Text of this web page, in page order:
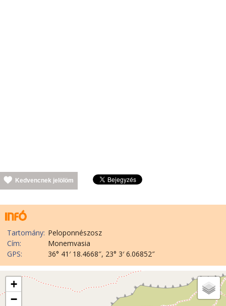
Kedvencnek jelölöm
Tartomány: Peloponnészosz
Cím:
Monemvasia
GPS:
36° 41′ 18.4668″, 23° 3′ 6.06852″
+
−